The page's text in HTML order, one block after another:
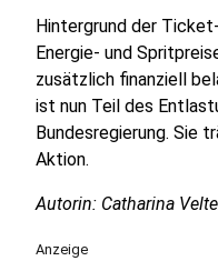
Hintergrund der
Energie- und
zusätzlich finanziell
ist nun Teil des
Bundesregierung. Sie
Aktion.
Autorin: Catharina
Anzeige